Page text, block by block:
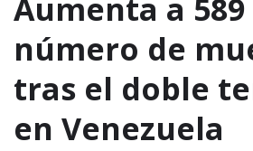
Aumenta a 589
número de
tras el doble
en Venezuela